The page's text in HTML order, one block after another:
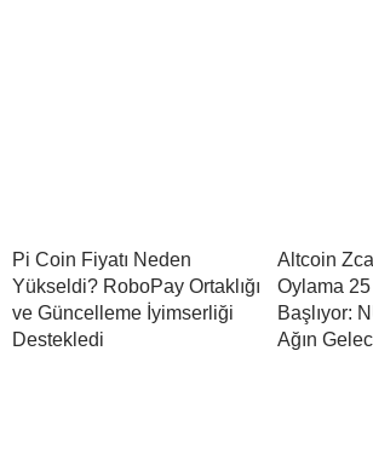
Pi Coin Fiyatı Neden
Yükseldi? RoboPay Ortaklığı
ve Güncelleme İyimserliği
Destekledi
Altcoin
Oylama 25
Başlıyor:
Ağın